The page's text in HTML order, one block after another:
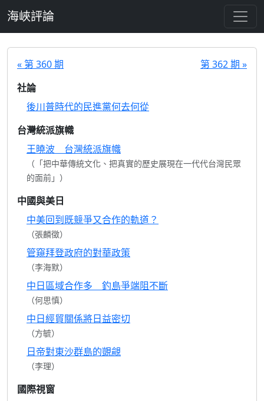
海峽評論
« 第 360 期
第 362 期 »
社論
後川普時代的民進黨何去何從
台灣統派旗幟
王曉波 台灣統派旗幟
（「把中華傳統文化、把真實的歷史展現在一代代台灣民眾
的面前」）
中國與美日
中美回到既競爭又合作的軌道？
（張麟徵）
管窺拜登政府的對華政策
（李海默）
中日區域合作多 釣島爭端阻不斷
（何思慎）
中日經貿關係將日益密切
（方毓）
日帝對東沙群島的覬覦
（李理）
國際視窗